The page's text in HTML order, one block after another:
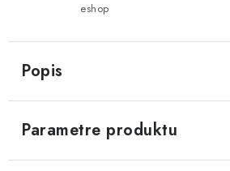
eshop
Popis
Parametre produktu